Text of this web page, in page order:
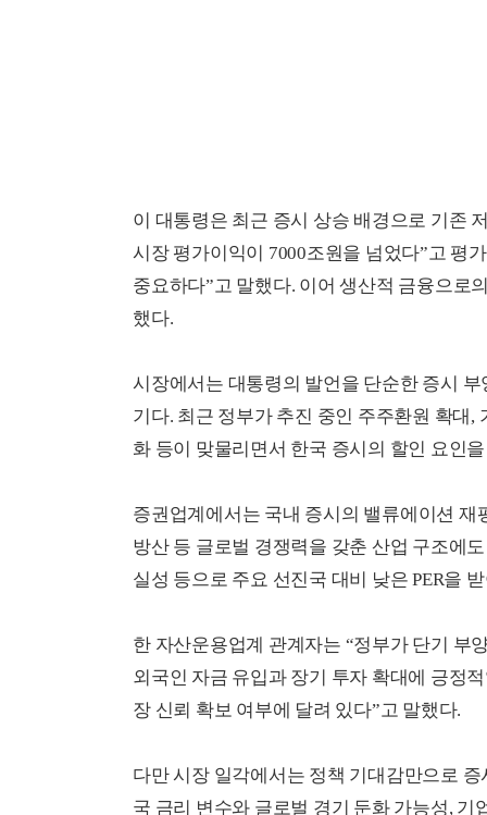
이 대통령은 최근 증시 상승 배경으로 기존
시장 평가이익이 7000조원을 넘었다”고 평
중요하다”고 말했다. 이어 생산적 금융으로
했다.
시장에서는 대통령의 발언을 단순한 증시
기다. 최근 정부가 추진 중인 주주환원 확대
화 등이 맞물리면서 한국 증시의 할인 요인
증권업계에서는 국내 증시의 밸류에이션 재
방산 등 글로벌 경쟁력을 갖춘 산업 구조에
실성 등으로 주요 선진국 대비 낮은 PER을
한 자산운용업계 관계자는 “정부가 단기 부
외국인 자금 유입과 장기 투자 확대에 긍정
장 신뢰 확보 여부에 달려 있다”고 말했다.
다만 시장 일각에서는 정책 기대감만으로
국 금리 변수와 글로벌 경기 둔화 가능성,